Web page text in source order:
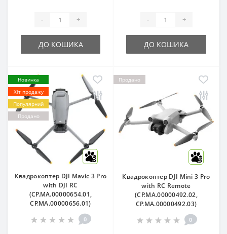
- +
ДО КОШИКА
- +
ДО КОШИКА
Новинка
Хіт продажу
Популярний
Продано
3
Квадрокоптер DJI Mavic 3 Pro
with DJI RC
(CP.MA.00000654.01,
CP.MA.00000656.01)
0
Продано
3
Квадрокоптер DJI Mini 3 Pro
with RC Remote
(CP.MA.00000492.02,
CP.MA.00000492.03)
0